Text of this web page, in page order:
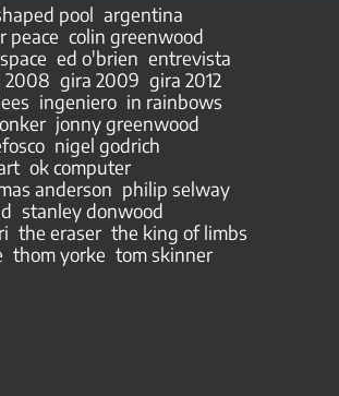
pool argentina
peace colin greenwood
ed o'brien entrevista
2008 gira 2009 gira 2012
ingeniero in rainbows
jonny greenwood
nigel godrich
ok computer
anderson philip selway
stanley donwood
the eraser the king of limbs
thom yorke tom skinner